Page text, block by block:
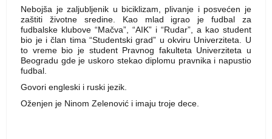
Nebojša je zaljubljenik u biciklizam, plivanje i posvećen je
zaštiti životne sredine. Kao mlad igrao je fudbal za
fudbalske klubove “Mačva”, “AIK” i “Rudar”, a kao student
bio je i član tima “Studentski grad” u okviru Univerziteta. U
to vreme bio je student Pravnog fakulteta Univerziteta u
Beogradu gde je uskoro stekao diplomu pravnika i napustio
fudbal.
Govori engleski i ruski jezik.
Oženjen je Ninom Zelenović i imaju troje dece.